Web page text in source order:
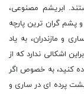
ابریشم مصنوعی،
پشم گران ترین پارچه
و مازندران، به یاد
اشکالی ندارد که از
کنید، به خصوص اگر
پرده ای در ساری و